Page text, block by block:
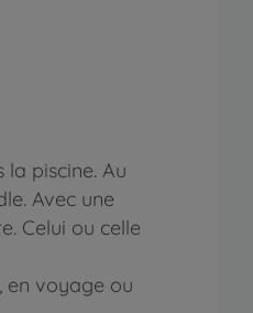
piscine. Au
Avec une
Celui ou celle
en voyage ou